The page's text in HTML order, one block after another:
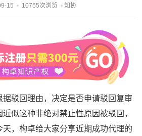
15 10755次浏览 知协
驳回理由，决定是否申请驳回复审
似这种非绝对禁止性原因被驳回，
，构卓给大家分享近期成功代理的